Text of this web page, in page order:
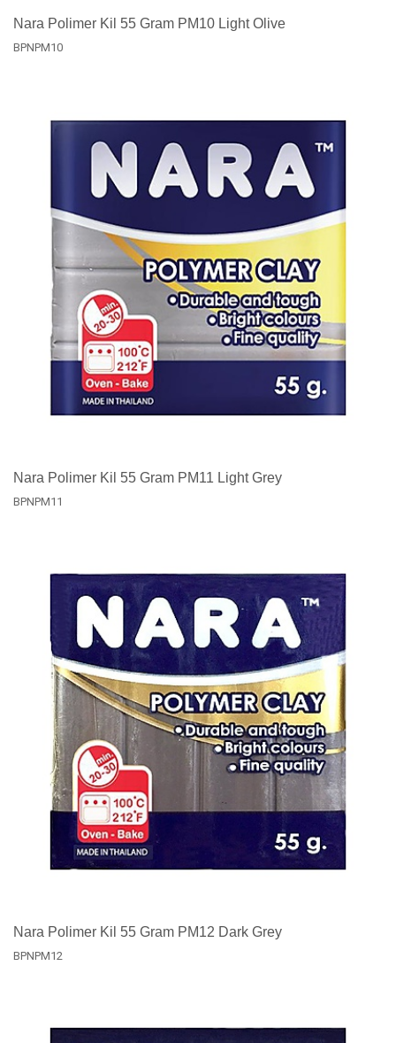
Nara Polimer Kil 55 Gram PM10 Light Olive
BPNPM10
Nara Polimer Kil 55 Gram PM11 Light Grey
BPNPM11
Nara Polimer Kil 55 Gram PM12 Dark Grey
BPNPM12